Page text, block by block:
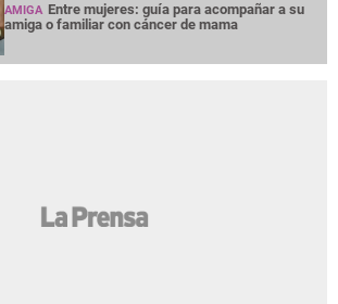
AMIGA Entre mujeres: guía para acompañar a su
amiga o familiar con cáncer de mama